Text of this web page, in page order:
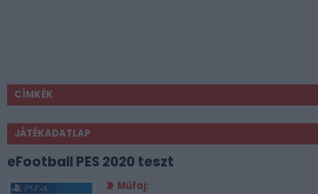
CÍMKÉK
JÁTÉKADATLAP
eFootball PES 2020 teszt
Műfaj: